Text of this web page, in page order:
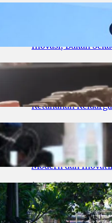
Udinus Tantang
Sulap Kota Jadi
Inovasi, Bukan
August 8, 2026.areknews
Komisi D Minta
Perlindungan Anak
Ketahanan Keluarga
Komisi B Dorong
Baru PAM Surya
Modern dan
August 6, 2026.areknews
Menjaga Terang
PLN UP3 Surabaya